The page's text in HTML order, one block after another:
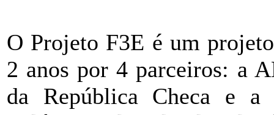
O Projeto F3E é um
2 anos por 4 parceiros: a
da República Checa e a